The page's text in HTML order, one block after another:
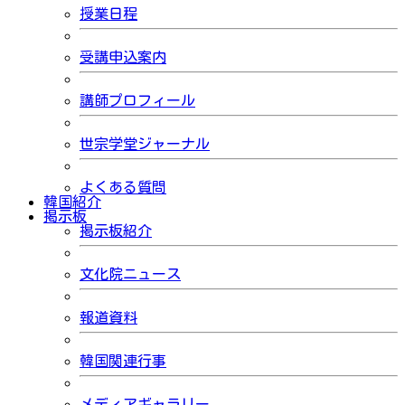
授業日程
受講申込案内
講師プロフィール
世宗学堂ジャーナル
よくある質問
韓国紹介
掲示板
掲示板紹介
文化院ニュース
報道資料
韓国関連行事